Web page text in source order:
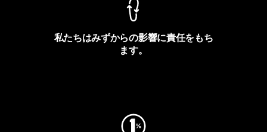
私たちはみずからの影響に責任をもち
ます。